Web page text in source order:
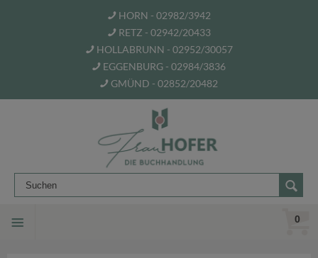
HORN - 02982/3942
RETZ - 02942/20433
HOLLABRUNN - 02952/30057
EGGENBURG - 02984/3836
GMÜND - 02852/20482
0